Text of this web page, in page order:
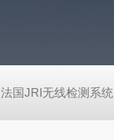
法国JRI无线检测系统